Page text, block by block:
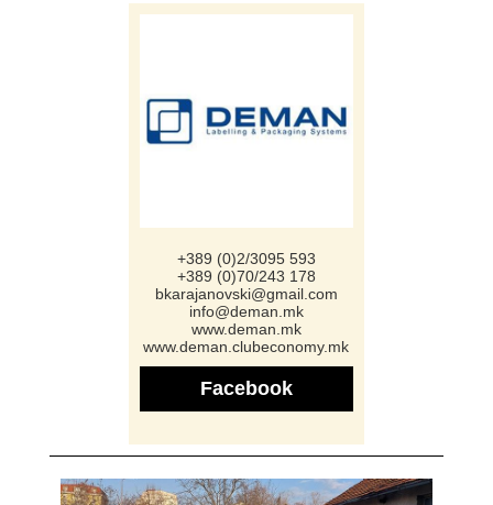
+389 (0)2/3095 593
+389 (0)70/243 178
bkarajanovski@gmail.com
info@deman.mk
www.deman.mk
www.deman.clubeconomy.mk
Facebook